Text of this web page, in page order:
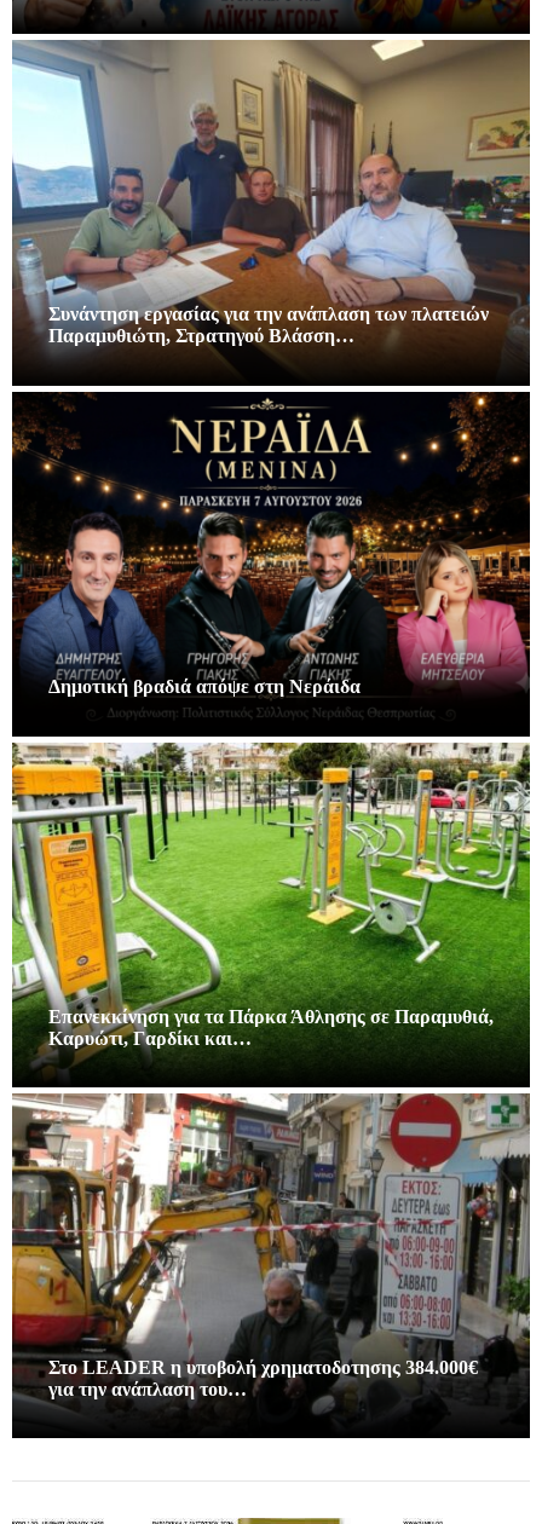
Συνάντηση εργασίας για την ανάπλαση των πλατειών
Παραμυθιώτη, Στρατηγού Βλάσση…
Δημοτική βραδιά απόψε στη Νεράιδα
Επανεκκίνηση για τα Πάρκα Άθλησης σε Παραμυθιά,
Καρυώτι, Γαρδίκι και…
Στο LEADER η υποβολή χρηματοδοτησης 384.000€
για την ανάπλαση του…